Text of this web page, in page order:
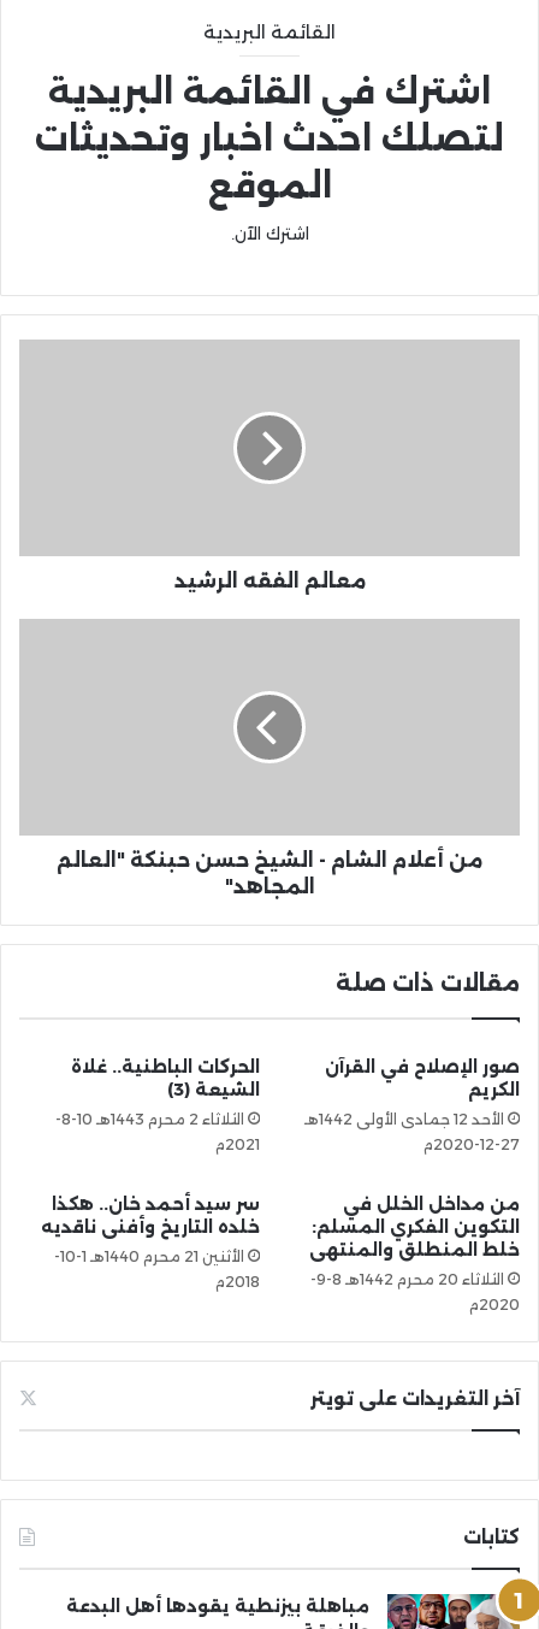
القائمة البريدية
اشترك في القائمة البريدية
لتصلك احدث اخبار وتحديثات
الموقع
اشترك الآن.
معالم الفقه الرشيد
من أعلام الشام - الشيخ حسن حبنكة "العالم
المجاهد"
مقالات ذات صلة
صور الإصلاح في القرآن
الكريم
الأحد 12 جمادى الأولى 1442هـ
27-12-2020م
الحركات الباطنية.. غلاة
الشيعة (3)
الثلاثاء 2 محرم 1443هـ 10-8-
2021م
من مداخل الخلل في
التكوين الفكري المسلم:
خلط المنطلق والمنتهى
الثلاثاء 20 محرم 1442هـ 8-9-
2020م
سر سيد أحمد خان.. هكذا
خلده التاريخ وأفنى ناقديه
الأثنين 21 محرم 1440هـ 1-10-
2018م
آخر التغريدات على تويتر
كتابات
مباهلة بيزنطية يقودها أهل البدعة